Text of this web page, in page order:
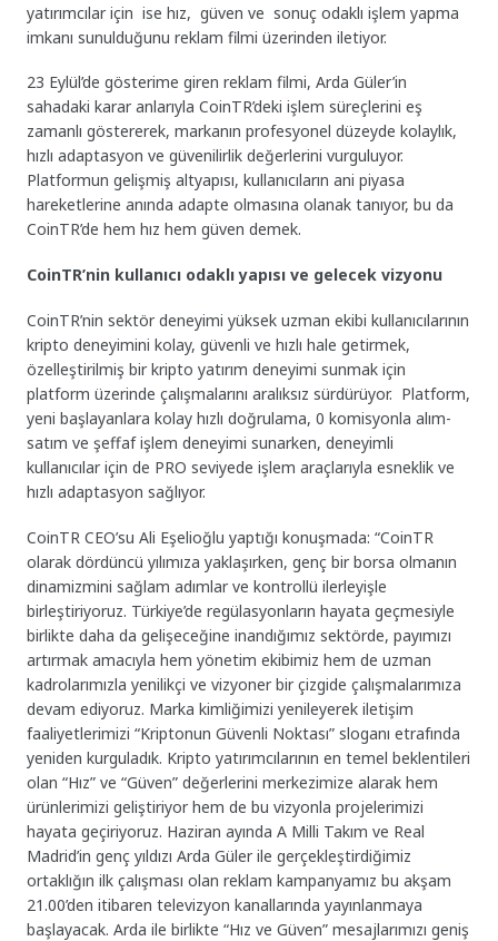
yatırımcılar için ise hız, güven ve sonuç odaklı işlem yapma
imkanı sunulduğunu reklam filmi üzerinden iletiyor.
23 Eylül’de gösterime giren reklam filmi, Arda Güler’in
sahadaki karar anlarıyla CoinTR’deki işlem süreçlerini eş
zamanlı göstererek, markanın profesyonel düzeyde kolaylık,
hızlı adaptasyon ve güvenilirlik değerlerini vurguluyor.
Platformun gelişmiş altyapısı, kullanıcıların ani piyasa
hareketlerine anında adapte olmasına olanak tanıyor, bu da
CoinTR’de hem hız hem güven demek.
CoinTR’nin kullanıcı odaklı yapısı ve gelecek vizyonu
CoinTR’nin sektör deneyimi yüksek uzman ekibi kullanıcılarının
kripto deneyimini kolay, güvenli ve hızlı hale getirmek,
özelleştirilmiş bir kripto yatırım deneyimi sunmak için
platform üzerinde çalışmalarını aralıksız sürdürüyor. Platform,
yeni başlayanlara kolay hızlı doğrulama, 0 komisyonla alım-
satım ve şeffaf işlem deneyimi sunarken, deneyimli
kullanıcılar için de PRO seviyede işlem araçlarıyla esneklik ve
hızlı adaptasyon sağlıyor.
CoinTR CEO’su Ali Eşelioğlu yaptığı konuşmada: “CoinTR
olarak dördüncü yılımıza yaklaşırken, genç bir borsa olmanın
dinamizmini sağlam adımlar ve kontrollü ilerleyişle
birleştiriyoruz. Türkiye’de regülasyonların hayata geçmesiyle
birlikte daha da gelişeceğine inandığımız sektörde, payımızı
artırmak amacıyla hem yönetim ekibimiz hem de uzman
kadrolarımızla yenilikçi ve vizyoner bir çizgide çalışmalarımıza
devam ediyoruz. Marka kimliğimizi yenileyerek iletişim
faaliyetlerimizi “Kriptonun Güvenli Noktası” sloganı etrafında
yeniden kurguladık. Kripto yatırımcılarının en temel beklentileri
olan “Hız” ve “Güven” değerlerini merkezimize alarak hem
ürünlerimizi geliştiriyor hem de bu vizyonla projelerimizi
hayata geçiriyoruz. Haziran ayında A Milli Takım ve Real
Madrid’in genç yıldızı Arda Güler ile gerçekleştirdiğimiz
ortaklığın ilk çalışması olan reklam kampanyamız bu akşam
21.00’den itibaren televizyon kanallarında yayınlanmaya
başlayacak. Arda ile birlikte “Hız ve Güven” mesajlarımızı geniş